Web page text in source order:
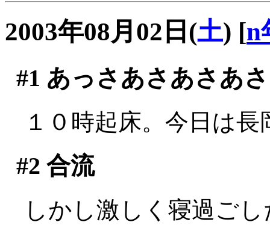
2003年08月02日(土) [n
#1 あっさあさあさあ
１０時起床。今日は
#2 合流
しかし激しく寝過ご